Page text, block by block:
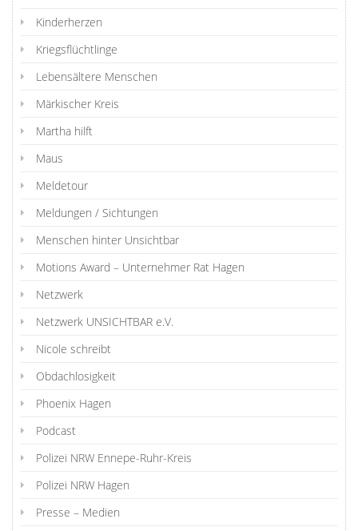
Kinderherzen
Kriegsflüchtlinge
Lebensältere Menschen
Märkischer Kreis
Martha hilft
Maus
Meldetour
Meldungen / Sichtungen
Menschen hinter Unsichtbar
Motions Award – Unternehmer Rat Hagen
Netzwerk
Netzwerk UNSICHTBAR e.V.
Nicole schreibt
Obdachlosigkeit
Phoenix Hagen
Podcast
Polizei NRW Ennepe-Ruhr-Kreis
Polizei NRW Hagen
Presse – Medien